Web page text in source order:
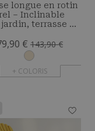
longue en rotin
– Inclinable
terrasse &
€ 143,90 €
+ COLORIS